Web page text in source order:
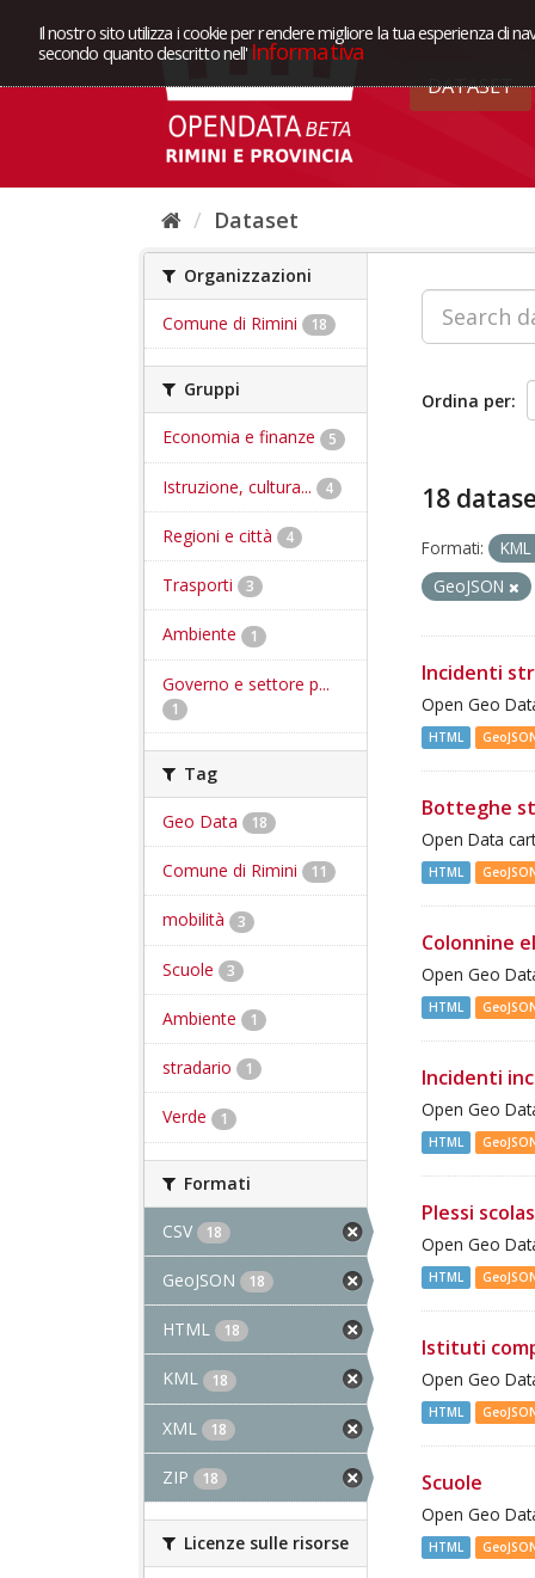
Il nostro sito utilizza i cookie per rendere migliore la tua esperienza di
secondo quanto descritto nell' Informativa
DATASET
Dataset
Organizzazioni
Comune di Rimini 18
Gruppi
Economia e finanze 5
Istruzione, cultura... 4
Regioni e città 4
Trasporti 3
Ambiente 1
Governo e settore p...
1
Tag
Geo Data 18
Comune di Rimini 11
mobilità 3
Scuole 3
Ambiente 1
stradario 1
Verde 1
Formati
CSV 18
GeoJSON 18
HTML 18
KML 18
XML 18
ZIP 18
Licenze sulle risorse
Ordina per
18
Formati:
KML
GeoJSON
Incidenti
Open Geo
HTML
Botteghe
Open Data
HTML
Colonnine
Open Geo
HTML
Incidenti
Open Geo
HTML
Plessi
Open Geo
HTML
Istituti
Open Geo
HTML
Scuole
Open Geo
HTML